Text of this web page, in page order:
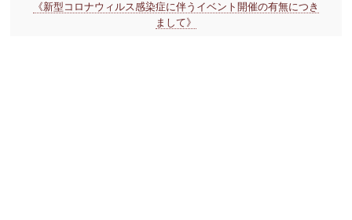
《新型コロナウィルス感染症に伴うイベント開催の有無につき
まして》